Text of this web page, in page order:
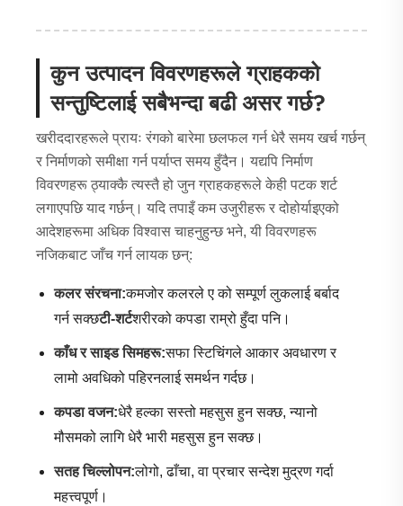
कुन उत्पादन विवरणहरूले ग्राहकको
सन्तुष्टिलाई सबैभन्दा बढी असर गर्छ?
खरीददारहरूले प्रायः रंगको बारेमा छलफल गर्न धेरै समय खर्च गर्छन्
र निर्माणको समीक्षा गर्न पर्याप्त समय हुँदैन। यद्यपि निर्माण
विवरणहरू ठ्याक्कै त्यस्तै हो जुन ग्राहकहरूले केही पटक शर्ट
लगाएपछि याद गर्छन्। यदि तपाइँ कम उजुरीहरू र दोहोर्याइएको
आदेशहरूमा अधिक विश्वास चाहनुहुन्छ भने, यी विवरणहरू
नजिकबाट जाँच गर्न लायक छन्:
कलर संरचना:कमजोर कलरले ए को सम्पूर्ण लुकलाई बर्बाद
गर्न सक्छटी-शर्टशरीरको कपडा राम्रो हुँदा पनि।
काँध र साइड सिमहरू:सफा स्टिचिंगले आकार अवधारण र
लामो अवधिको पहिरनलाई समर्थन गर्दछ।
कपडा वजन:धेरै हल्का सस्तो महसुस हुन सक्छ, न्यानो
मौसमको लागि धेरै भारी महसुस हुन सक्छ।
सतह चिल्लोपन:लोगो, ढाँचा, वा प्रचार सन्देश मुद्रण गर्दा
महत्त्वपूर्ण।